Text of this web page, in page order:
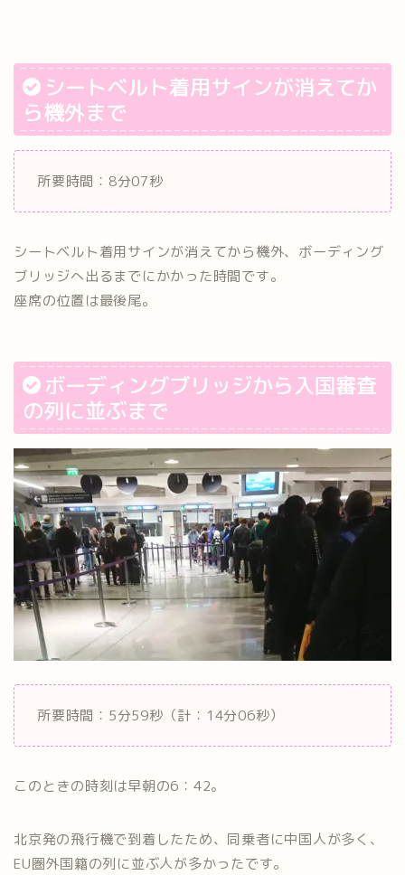
シートベルト着用サインが消えてか
ら機外まで
所要時間：8分07秒
シートベルト着用サインが消えてから機外、ボーディング
ブリッジへ出るまでにかかった時間です。
座席の位置は最後尾。
ボーディングブリッジから入国審査
の列に並ぶまで
所要時間：5分59秒（計：14分06秒）
このときの時刻は早朝の6：42。
北京発の飛行機で到着したため、同乗者に中国人が多く、
EU圏外国籍の列に並ぶ人が多かったです。